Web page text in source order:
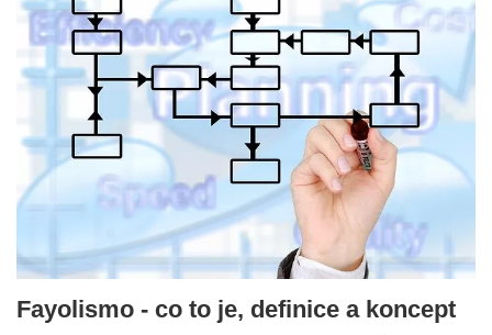
Fayolismo - co to je, definice a koncept